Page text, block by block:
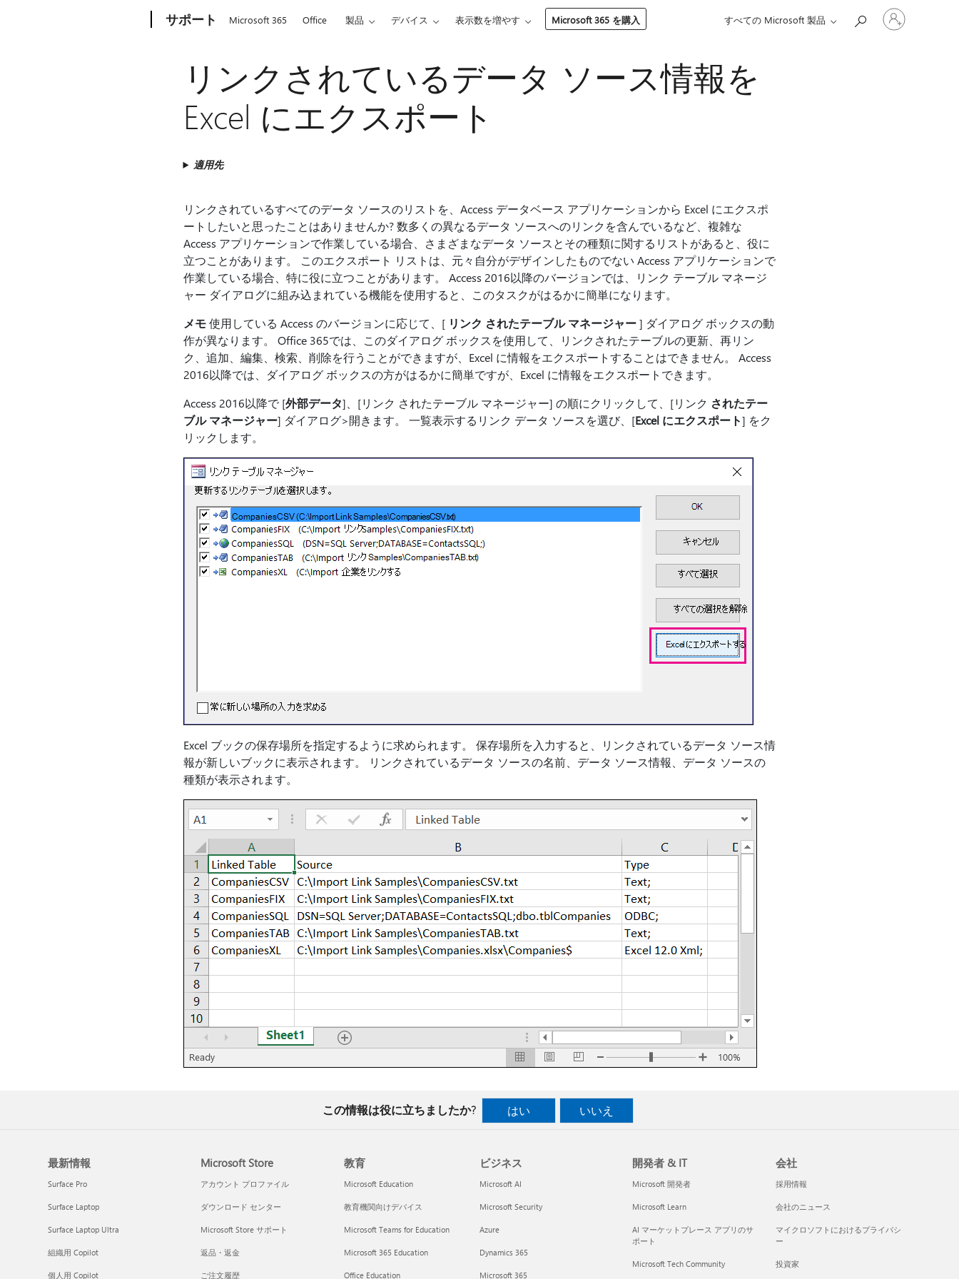
サポート Microsoft 365 Office 製品 デバイス 表示数を増やす Microsoft 365 を購入 すべての Microsoft 製品
カ
リンクされているデータ ソース情報を
Excel にエクスポート
適用先
リンクされているすべてのデータ ソースのリストを、Access データベース アプリケーションから Excel にエクスポ
ートしたいと思ったことはありませんか? 数多くの異なるデータ ソースへのリンクを含んでいるなど、複雑な
Access アプリケーションで作業している場合、さまざまなデータ ソースとその種類に関するリストがあると、役に
立つことがあります。 このエクスポート リストは、元々自分がデザインしたものでない Access アプリケーションで
作業している場合、特に役に立つことがあります。 Access 2016以降のバージョンでは、リンク テーブル マネージ
ャー ダイアログに組み込まれている機能を使用すると、このタスクがはるかに簡単になります。
メモ使用している Access のバージョンに応じて、[ リンク されたテーブル マネージャー] ダイアログ ボックスの動
作が異なります。 Office 365では、このダイアログ ボックスを使用して、リンクされたテーブルの更新、再リン
ク、追加、編集、検索、削除を行うことができますが、Excel に情報をエクスポートすることはできません。 Access
2016以降では、ダイアログ ボックスの方がはるかに簡単ですが、Excel に情報をエクスポートできます。
Access 2016以降で [外部データ]、[リンク されたテーブル マネージャー] の順にクリックして、[リンク されたテー
ブル マネージャー] ダイアログ>開きます。 一覧表示するリンク データ ソースを選び、[Excel にエクスポート] をク
リックします。
Excel ブックの保存場所を指定するように求められます。 保存場所を入力すると、リンクされているデータ ソース情
報が新しいブックに表示されます。 リンクされているデータ ソースの名前、データ ソース情報、データ ソースの
種類が表示されます。
この情報は役に立ちましたか? はい いいえ
最新情報
Surface Pro
Surface Laptop
Surface Laptop Ultra
組織用 Copilot
個人用 Copilot
Microsoft Store
アカウント プロファイル
ダウンロード センター
Microsoft Store サポート
返品・返金
ご注文履歴
教育
Microsoft Education
教育機関向けデバイス
Microsoft Teams for Education
Microsoft 365 Education
Office Education
ビジネス
Microsoft AI
Microsoft Security
Azure
Dynamics 365
Microsoft 365
開発者 & IT
Microsoft 開発者
Microsoft Learn
AI マーケットプレース アプリのサ
ポート
Microsoft Tech Community
会社
採用情報
会社のニュース
マイクロソフトにおけるプライバシ
ー
投資家